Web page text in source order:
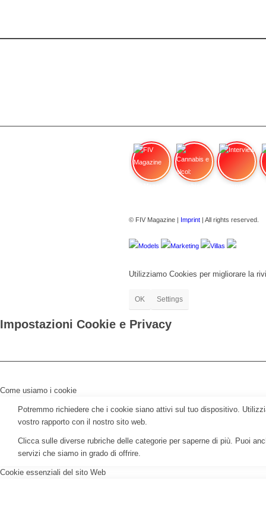
© FIV Magazine | Imprint | All rights reserved.
Models Marketing Villas
Utilizziamo Cookies per migliorare la
OK Settings
Impostazioni Cookie e Privacy
Come usiamo i cookie
Potremmo richiedere che i cookie siano attivi sul tuo dispositivo.
vostro rapporto con il nostro sito web.
Clicca sulle diverse rubriche delle categorie per saperne di più. Puoi
servizi che siamo in grado di offrire.
Cookie essenziali del sito Web